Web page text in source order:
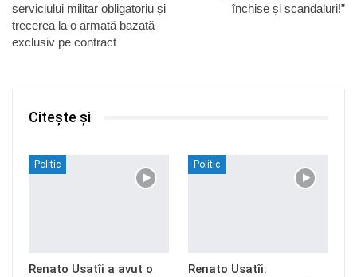
serviciului militar obligatoriu și
trecerea la o armată bazată
exclusiv pe contract
închise și scandaluri!”
Citește și
Politic
Renato Usatîi a avut o
Politic
Renato Usatîi: